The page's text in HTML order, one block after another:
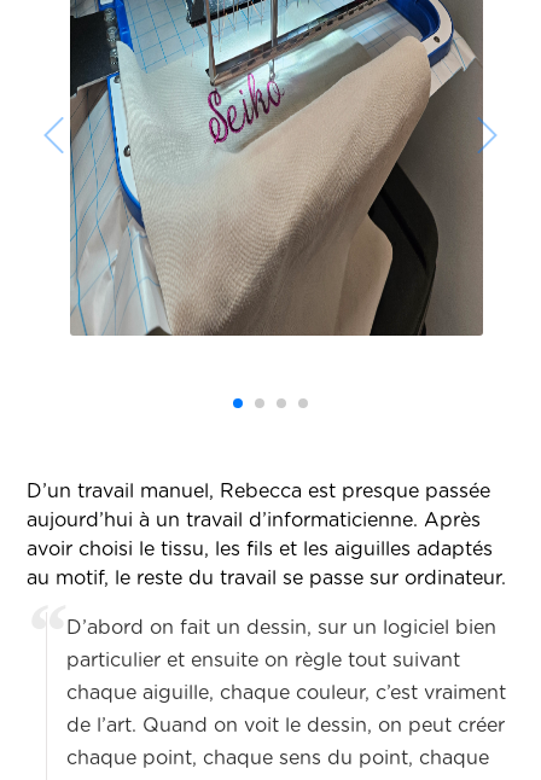
D’un travail manuel, Rebecca est presque passée
aujourd’hui à un travail d’informaticienne. Après
avoir choisi le tissu, les fils et les aiguilles adaptés
au motif, le reste du travail se passe sur ordinateur.
D’abord on fait un dessin, sur un logiciel bien
particulier et ensuite on règle tout suivant
chaque aiguille, chaque couleur, c’est vraiment
de l’art. Quand on voit le dessin, on peut créer
chaque point, chaque sens du point, chaque